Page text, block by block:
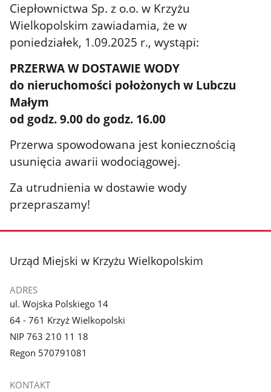
Ciepłownictwa Sp. z o.o. w Krzyżu
Wielkopolskim zawiadamia, że w
poniedziałek, 1.09.2025 r., wystąpi:
PRZERWA W DOSTAWIE WODY
do nieruchomości położonych w Lubczu
Małym
od godz. 9.00 do godz. 16.00
Przerwa spowodowana jest koniecznością
usunięcia awarii wodociągowej.
Za utrudnienia w dostawie wody
przepraszamy!
stopka
Urząd Miejski w Krzyżu Wielkopolskim
ADRES
ul. Wojska Polskiego 14
64 - 761 Krzyż Wielkopolski
NIP 763 210 11 18
Regon 570791081
KONTAKT